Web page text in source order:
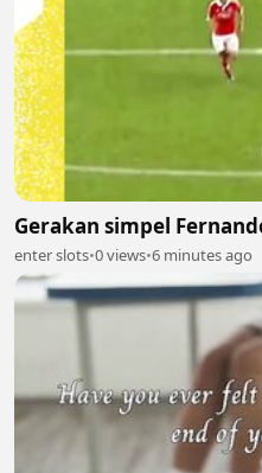
Gerakan simpel
enter slots•0 views•6 minutes ago